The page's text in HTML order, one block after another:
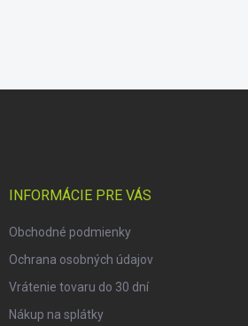
INFORMÁCIE PRE VÁS
Obchodné podmienky
Ochrana osobných údajov
Vrátenie tovaru do 30 dní
Nákup na splátky